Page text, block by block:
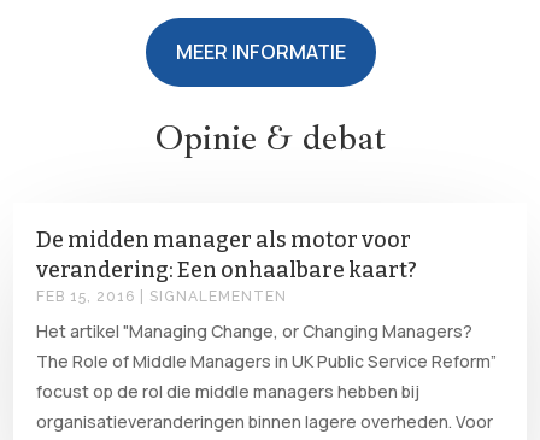
MEER INFORMATIE
Opinie & debat
De midden manager als motor voor
verandering: Een onhaalbare kaart?
FEB 15, 2016 SIGNALEMENTEN
Het artikel "Managing Change, or Changing Managers?
The Role of Middle Managers in UK Public Service Reform”
focust op de rol die middle managers hebben bij
organisatieveranderingen binnen lagere overheden. Voor